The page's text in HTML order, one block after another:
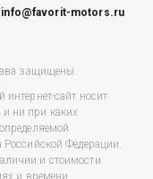
info@favorit-motors.ru
защищены.
сайт носит
ни при каких
Федерации.
и стоимости